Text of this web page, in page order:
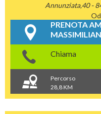
Annunziata,40 -
PRENOTA
Chiama
Percorso
28,8 KM